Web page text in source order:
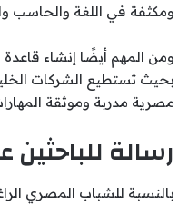
ومكثفة في اللغة والحاسب
ومن المهم أيضًا إنشاء قاعدة
بحيث تستطيع الشركات
مصرية مدربة وموثقة
رسالة
بالنسبة للشباب المصري